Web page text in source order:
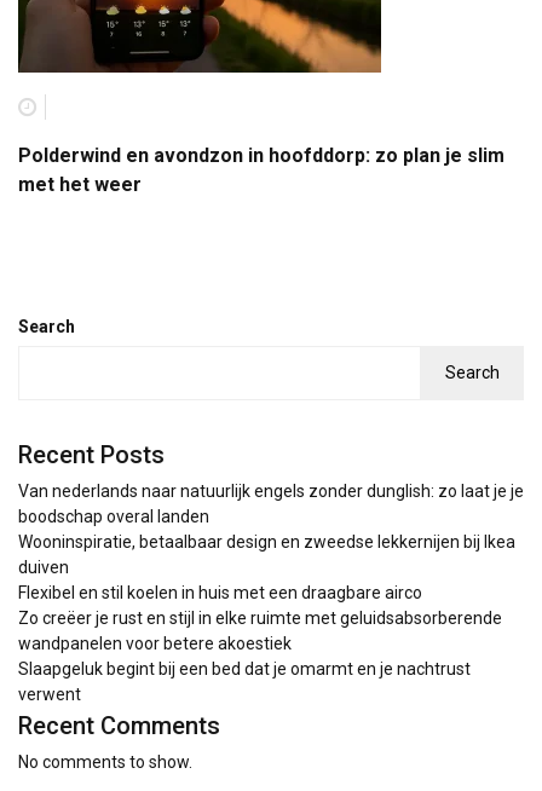
Polderwind en avondzon in hoofddorp: zo plan je slim
met het weer
Search
Search
Recent Posts
Van nederlands naar natuurlijk engels zonder dunglish: zo laat je je
boodschap overal landen
Wooninspiratie, betaalbaar design en zweedse lekkernijen bij Ikea
duiven
Flexibel en stil koelen in huis met een draagbare airco
Zo creëer je rust en stijl in elke ruimte met geluidsabsorberende
wandpanelen voor betere akoestiek
Slaapgeluk begint bij een bed dat je omarmt en je nachtrust
verwent
Recent Comments
No comments to show.